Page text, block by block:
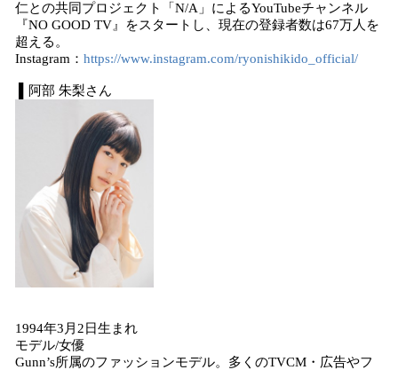
仁との共同プロジェクト「N/A」によるYouTubeチャンネル
『NO GOOD TV』をスタートし、現在の登録者数は67万人を
超える。
Instagram： https://www.instagram.com/ryonishikido_official/
▌阿部 朱梨さん
1994年3月2日生まれ
モデル/女優
Gunn’s所属のファッションモデル。多くのTVCM・広告やフ